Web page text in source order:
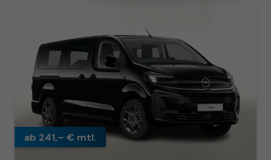
ab 241,– € mtl.